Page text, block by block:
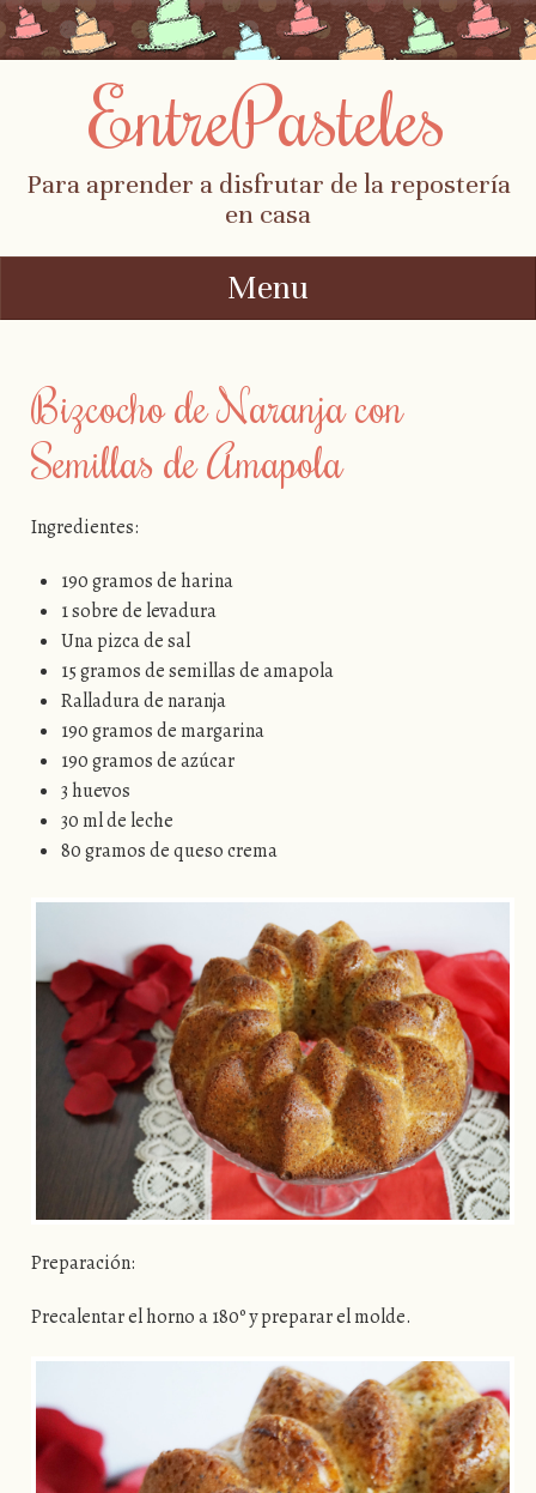
EntrePasteles
Para aprender a disfrutar de la repostería
en casa
Menu
Bizcocho de Naranja con
Semillas de Amapola
Ingredientes:
190 gramos de harina
1 sobre de levadura
Una pizca de sal
15 gramos de semillas de amapola
Ralladura de naranja
190 gramos de margarina
190 gramos de azúcar
3 huevos
30 ml de leche
80 gramos de queso crema
Preparación:
Precalentar el horno a 180º y preparar el molde.